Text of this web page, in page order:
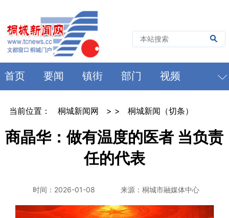
首页 要闻 镇街 部门 视频
当前位置： 桐城新闻网 > > 桐城新闻（切条）
商晶华：做有温度的医者 当负责
任的代表
时间：2026-01-08 来源：桐城市融媒体中心